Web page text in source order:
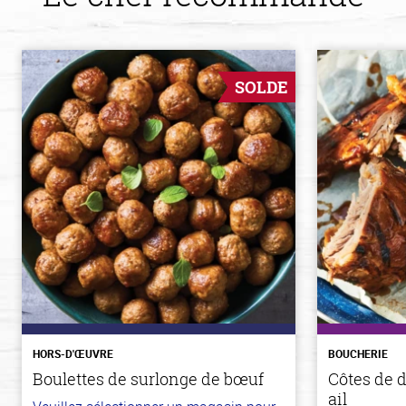
SOLDE
HORS-D'ŒUVRE
Boulettes de surlonge de bœuf
BOUCHERIE
Côtes de
ail